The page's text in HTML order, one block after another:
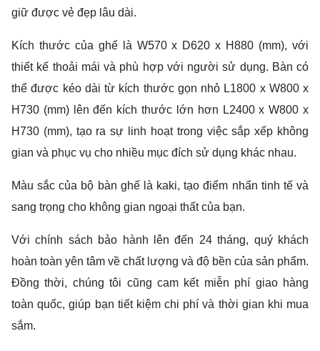
giữ được vẻ đẹp lâu dài.
Kích thước của ghế là W570 x D620 x H880 (mm), với
thiết kế thoải mái và phù hợp với người sử dụng. Bàn có
thể được kéo dài từ kích thước gọn nhỏ L1800 x W800 x
H730 (mm) lên đến kích thước lớn hơn L2400 x W800 x
H730 (mm), tạo ra sự linh hoạt trong việc sắp xếp không
gian và phục vụ cho nhiều mục đích sử dụng khác nhau.
Màu sắc của bộ bàn ghế là kaki, tạo điểm nhấn tinh tế và
sang trọng cho không gian ngoại thất của bạn.
Với chính sách bảo hành lên đến 24 tháng, quý khách
hoàn toàn yên tâm về chất lượng và độ bền của sản phẩm.
Đồng thời, chúng tôi cũng cam kết miễn phí giao hàng
toàn quốc, giúp bạn tiết kiệm chi phí và thời gian khi mua
sắm.